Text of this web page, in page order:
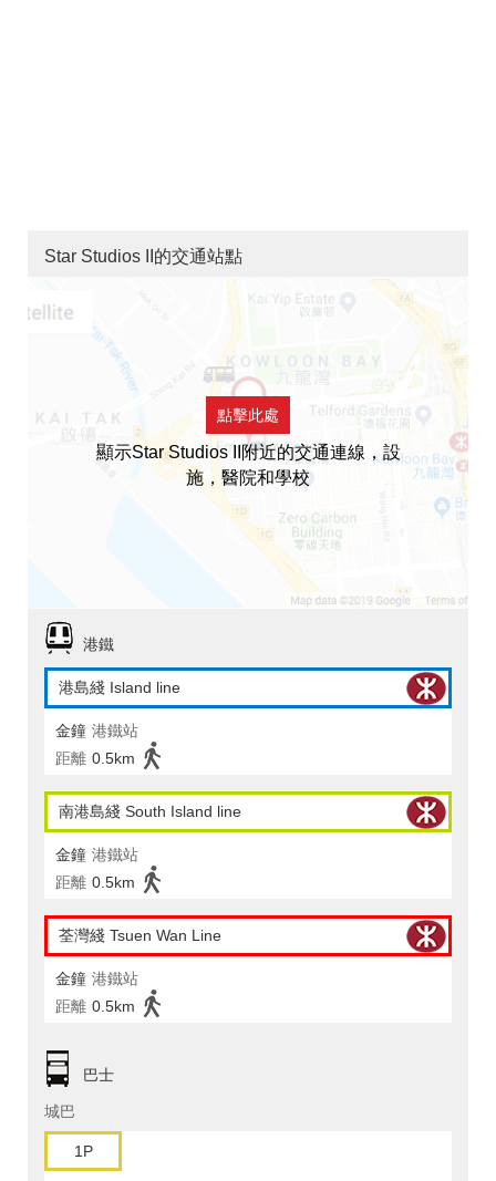
Star Studios II的交通站點
點擊此處
顯示Star Studios II附近的交通連線，設
施，醫院和學校
港鐵
港島綫 Island line
金鐘 港鐵站
距離 0.5km
南港島綫 South Island line
金鐘 港鐵站
距離 0.5km
荃灣綫 Tsuen Wan Line
金鐘 港鐵站
距離 0.5km
巴士
城巴
1P